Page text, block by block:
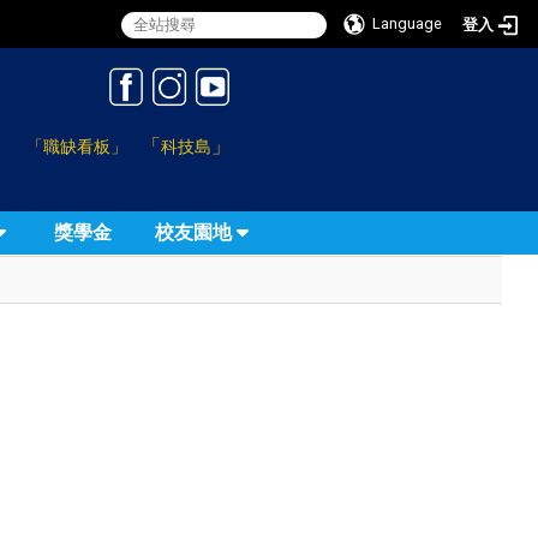
Language 登入
「職缺看板」 「科技島 」
獎學金 校友園地